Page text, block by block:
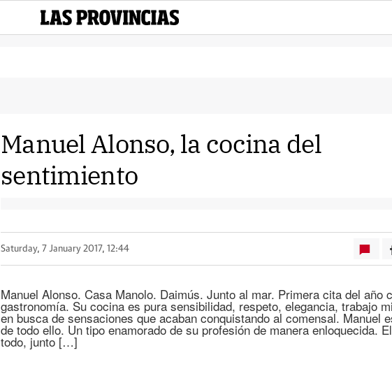
Manuel Alonso, la cocina del
sentimiento
Saturday, 7 January 2017, 12:44
Manuel Alonso. Casa Manolo. Daimús. Junto al mar. Primera cita del año
gastronomía. Su cocina es pura sensibilidad, respeto, elegancia, trabajo
en busca de sensaciones que acaban conquistando al comensal. Manuel
de todo ello. Un tipo enamorado de su profesión de manera enloquecida.
todo, junto […]